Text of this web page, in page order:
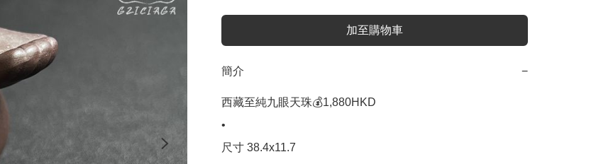
加至購物車
簡介 −
西藏至純九眼天珠💰1,880HKD
•
尺寸 38.4x11.7